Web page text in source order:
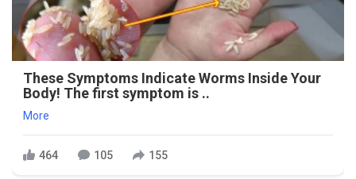
These Symptoms Indicate Worms Inside Your
Body! The first symptom is ..
More
464 105 155